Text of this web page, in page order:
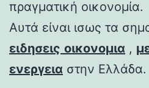
πραγματική οικονομία.
Αυτά είναι ισως τα
ειδησεις οικονομια ,
ενεργεια στην Ελλάδα.